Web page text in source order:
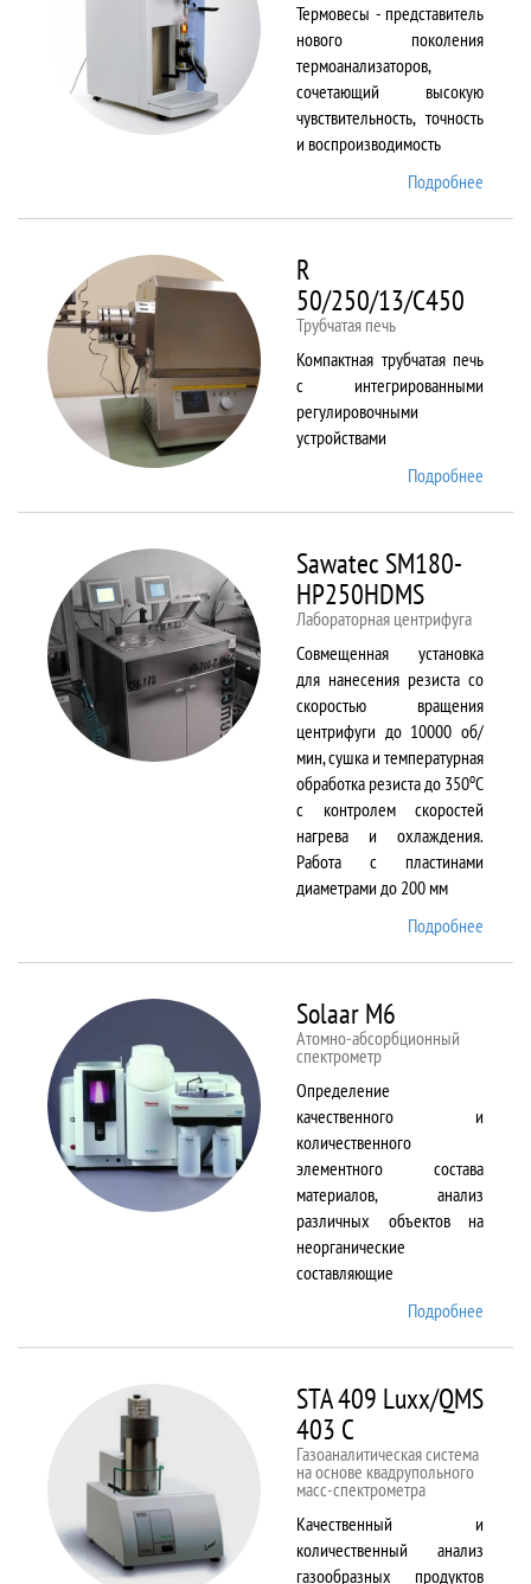
Термовесы - представитель
нового поколения
термоанализаторов,
сочетающий высокую
чувствительность, точность
и воспроизводимость
Подробнее
R
50/250/13/C450
Трубчатая печь
Компактная трубчатая печь
с интегрированными
регулировочными
устройствами
Подробнее
Sawatec SM180-
HP250HDMS
Лабораторная центрифуга
Совмещенная установка
для нанесения резиста со
скоростью вращения
центрифуги до 10000 об/
мин, сушка и температурная
обработка резиста до 350оС
с контролем скоростей
нагрева и охлаждения.
Работа с пластинами
диаметрами до 200 мм
Подробнее
Solaar M6
Атомно-абсорбционный
спектрометр
Определение
качественного и
количественного
элементного состава
материалов, анализ
различных объектов на
неорганические
составляющие
Подробнее
STA 409 Luxx/QMS
403 C
Газоаналитическая система
на основе квадрупольного
масс-спектрометра
Качественный и
количественный анализ
газообразных продуктов